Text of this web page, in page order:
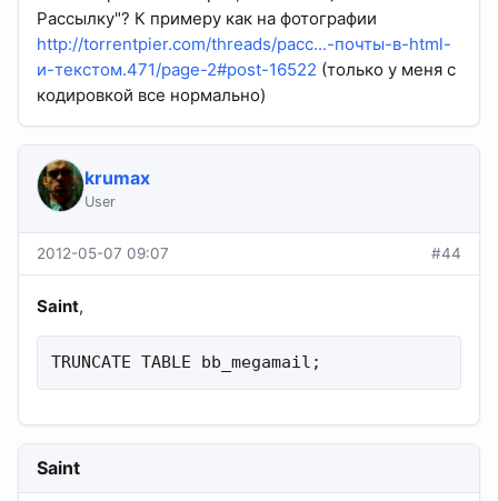
Рассылку"? К примеру как на фотографии
http://torrentpier.com/threads/расс...-почты-в-html-
и-текстом.471/page-2#post-16522 (только у меня с
кодировкой все нормально)
krumax
User
2012-05-07 09:07 #44
Saint,
TRUNCATE TABLE bb_megamail;
Saint